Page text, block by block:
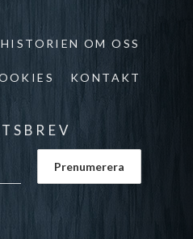
HISTORIEN OM OSS
KONTAKT